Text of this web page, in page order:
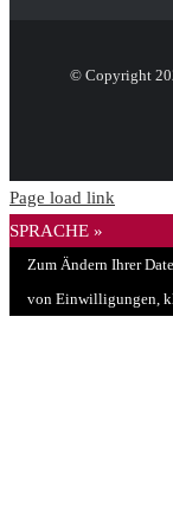
© Copyright
Page load link
SPRACHE »
Zum Ändern Ihrer
von Einwilligungen,